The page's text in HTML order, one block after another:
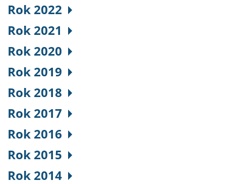
Rok 2022
Rok 2021
Rok 2020
Rok 2019
Rok 2018
Rok 2017
Rok 2016
Rok 2015
Rok 2014